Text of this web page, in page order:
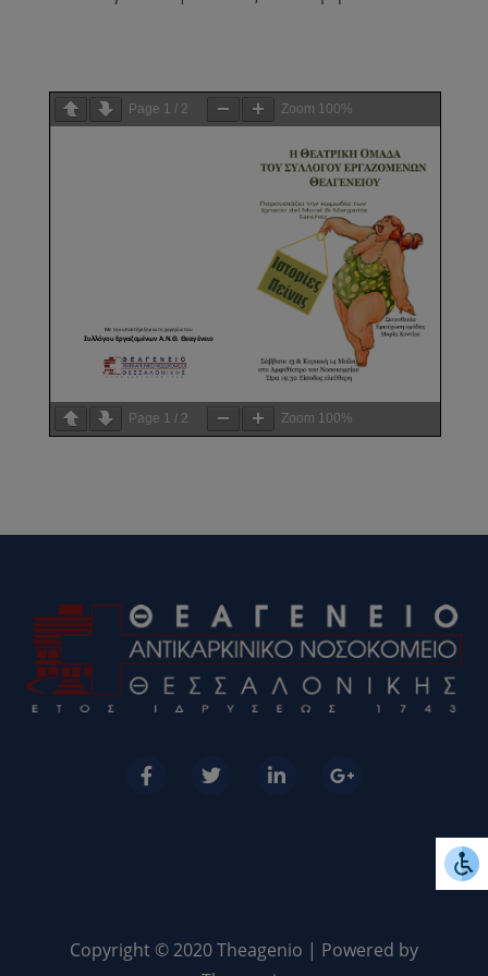
Page 1 / 2 Zoom 100%
Page 1 / 2 Zoom 100%
Copyright © 2020 Theagenio | Powered by